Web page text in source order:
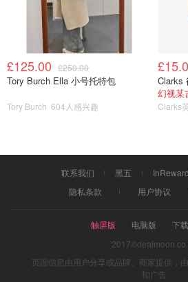
6. 加入炒料中的料汁和水。炖煮
£125.00 £250.00
Tory Burch Ella 小号托特包
Tory Burch 604人感兴趣
Clarks
幻视某
Clarks
联系我们 黑五
隐私条款
用户协议
触屏版 电脑版
下
页面信息由用户分享或品牌、商家提供，
扣广告